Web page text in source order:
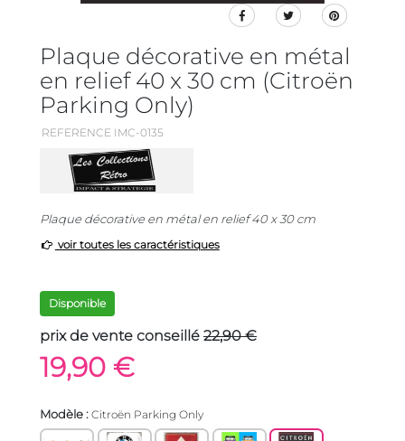
Plaque décorative en métal
en relief 40 x 30 cm (Citroën
Parking Only)
REFERENCE IMC-0135
Plaque décorative en métal en relief 40 x 30 cm
voir toutes les caractéristiques
Disponible
prix de vente conseillé 22,90 €
19,90 €
Modèle : Citroën Parking Only